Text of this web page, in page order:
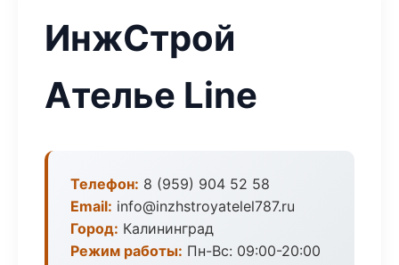
ИнжСтрой
Ателье Line
Телефон: 8 (959) 904 52 58
Email: info@inzhstroyatelel787.ru
Город: Калининград
Режим работы: Пн-Вс: 09:00-20:00